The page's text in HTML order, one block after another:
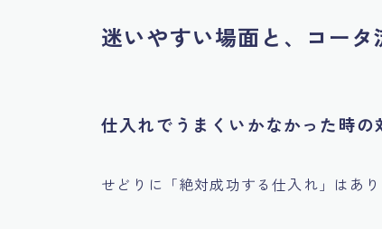
迷いやすい場面と、コー
仕入れでうまくいかなかった時の
せどりに「絶対成功する仕入れ」はあり